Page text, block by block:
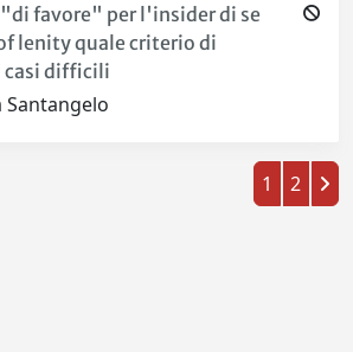
favore" per l'insider di se
lenity quale criterio di
casi difficili
Santangelo
1 2